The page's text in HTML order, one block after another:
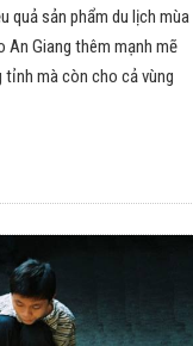
quả sản phẩm du lịch mùa
Giang thêm mạnh mẽ
mà còn cho cả vùng